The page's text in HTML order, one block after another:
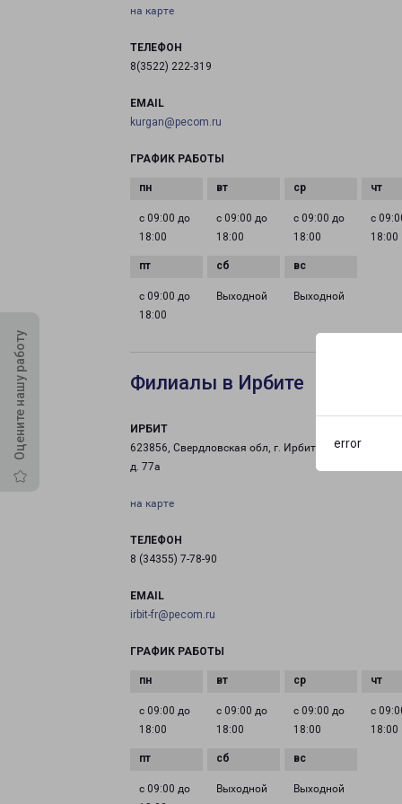
error
Оцените нашу работу
на карте
ТЕЛЕФОН
8(3522) 222-319
EMAIL
kurgan@pecom.ru
ГРАФИК РАБОТЫ
с 09:00 до
18:00
с 09:00 до
18:00
с 09:00 до
18:00
с
18:00
с 09:00 до
18:00
Выходной Выходной
Филиалы в Ирбите
ИРБИТ
623856, Свердловская обл, г. Ирбит, ул.
д. 77а
на карте
ТЕЛЕФОН
8 (34355) 7-78-90
EMAIL
irbit-fr@pecom.ru
ГРАФИК РАБОТЫ
с 09:00 до
18:00
с 09:00 до
18:00
с 09:00 до
18:00
с
18:00
с 09:00 до
Выходной Выходной